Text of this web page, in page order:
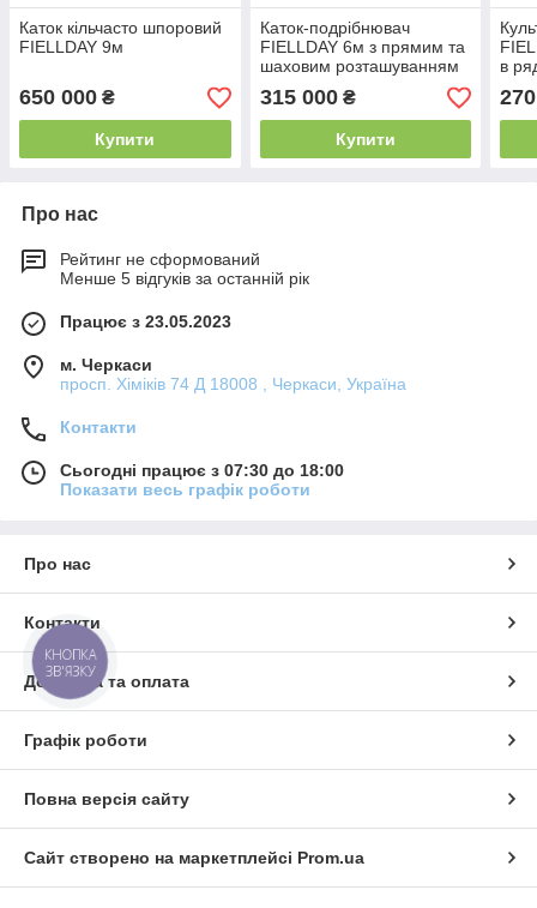
Каток кільчасто шпоровий
FIELLDAY 9м
650 000 ₴
Купити
Каток-подрібнювач
FIELLDAY 6м з прямим та
шаховим розташуванням
ножів
315 000₴
Купити
в
Про нас
Рейтинг не сформований
Менше 5 відгуків за останній рік
Працює з 23.05.2023
м. Черкаси
просп. Хіміків 74 Д 18008 , Черкаси, Україна
Контакти
Сьогодні працює з 07:30 до 18:00
Показати весь графік роботи
Про нас
Контакти
Доставка та оплата
Графік роботи
Повна версія сайту
Сайт створено на маркетплейсі Prom.ua
КНОПКА
ЗВ'ЯЗКУ